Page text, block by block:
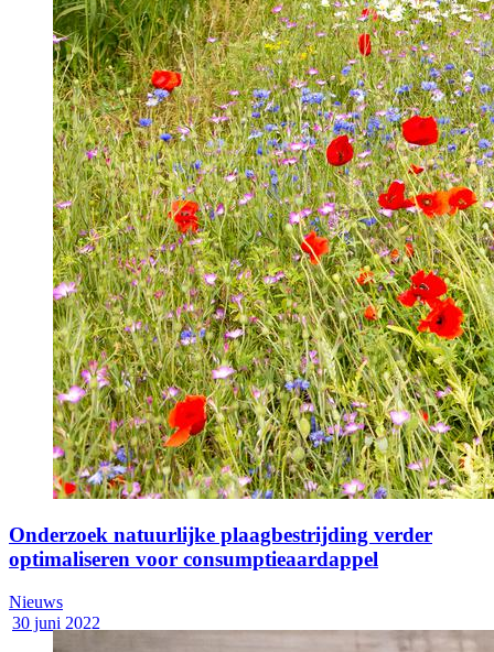
Onderzoek natuurlijke plaagbestrijding verder
optimaliseren voor consumptieaardappel
30 juni 2022
Nieuws